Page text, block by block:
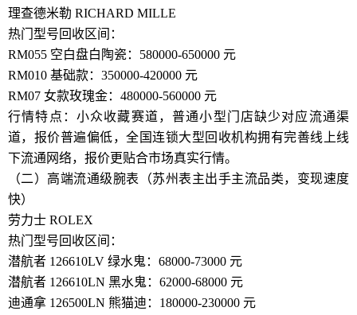
理查德米勒 RICHARD MILLE
热门型号回收区间：
RM055 空白盘白陶瓷：580000-650000 元
RM010 基础款：350000-420000 元
RM07 女款玫瑰金：480000-560000 元
行情特点：小众收藏赛道，普通小型门店缺少对应流通渠
道，报价普遍偏低，全国连锁大型回收机构拥有完善线上线
下流通网络，报价更贴合市场真实行情。
（二）高端流通级腕表（苏州表主出手主流品类，变现速度
快）
劳力士 ROLEX
热门型号回收区间：
潜航者 126610LV 绿水鬼：68000-73000 元
潜航者 126610LN 黑水鬼：62000-68000 元
迪通拿 126500LN 熊猫迪：180000-230000 元